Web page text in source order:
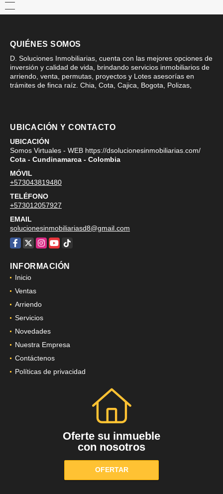
QUIÉNES SOMOS
D. Soluciones Inmobiliarias, cuenta con las mejores opciones de
inversión y calidad de vida, brindando servicios inmobiliarios de
arriendo, venta, permutas, proyectos y Lotes asesorías en
trámites de finca raíz. Chia, Cota, Cajica, Bogota, Polizas,
UBICACIÓN Y CONTACTO
UBICACIÓN
Somos Virtuales - WEB https://dsolucionesinmobiliarias.com/
Cota - Cundinamarca - Colombia
MÓVIL
+573043819480
TELÉFONO
+573012057927
EMAIL
solucionesinmobiliariasd8@gmail.com
Facebook
X Instagram
YouTube
TikTok
INFORMACIÓN
Inicio
Ventas
Arriendo
Servicios
Novedades
Nuestra Empresa
Contáctenos
Políticas de privacidad
Oferte su inmueble
con nosotros
OFERTAR